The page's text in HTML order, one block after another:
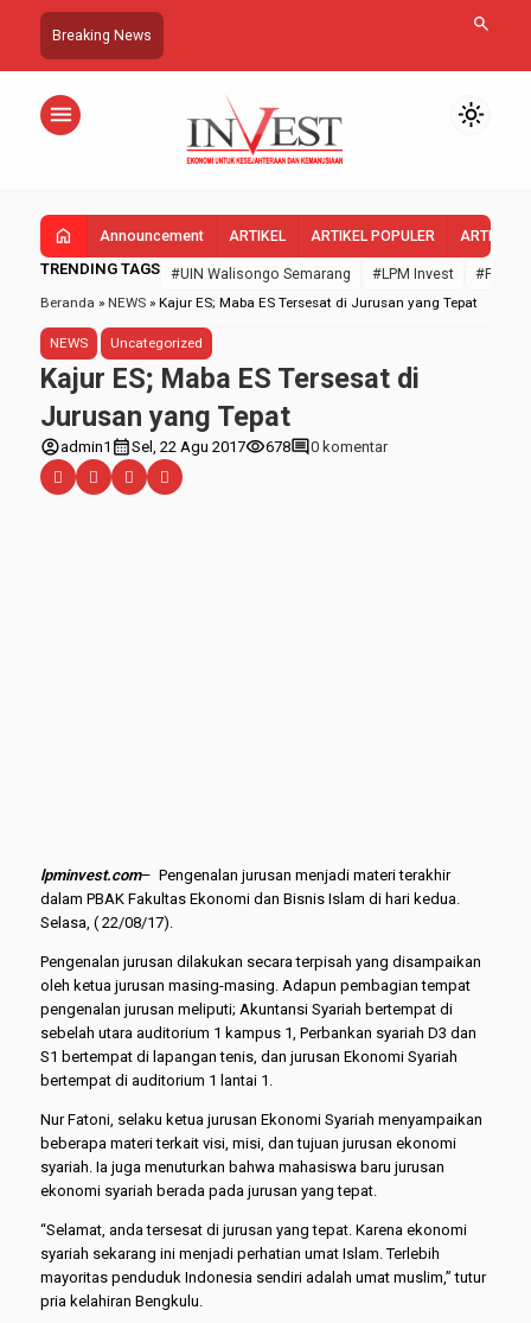
Breaking News search
menu light_mode
home Announcement ARTIKEL ARTIKEL POPULER ARTIKEL
TRENDING TAGS #UIN Walisongo Semarang #LPM Invest
#FEBI
Beranda » NEWS » Kajur ES; Maba ES Tersesat di Jurusan yang Tepat
NEWS Uncategorized
Kajur ES; Maba ES Tersesat di
Jurusan yang Tepat
account_circleadmin1 calendar_monthSel, 22 Agu 2017visibility678comment0 komentar
lpminvest.com– Pengenalan jurusan menjadi materi terakhir
dalam PBAK Fakultas Ekonomi dan Bisnis Islam di hari kedua.
Selasa, ( 22/08/17).
Pengenalan jurusan dilakukan secara terpisah yang disampaikan
oleh ketua jurusan masing-masing. Adapun pembagian tempat
pengenalan jurusan meliputi; Akuntansi Syariah bertempat di
sebelah utara auditorium 1 kampus 1, Perbankan syariah D3 dan
S1 bertempat di lapangan tenis, dan jurusan Ekonomi Syariah
bertempat di auditorium 1 lantai 1.
Nur Fatoni, selaku ketua jurusan Ekonomi Syariah menyampaikan
beberapa materi terkait visi, misi, dan tujuan jurusan ekonomi
syariah. Ia juga menuturkan bahwa mahasiswa baru jurusan
ekonomi syariah berada pada jurusan yang tepat.
“Selamat, anda tersesat di jurusan yang tepat. Karena ekonomi
syariah sekarang ini menjadi perhatian umat Islam. Terlebih
mayoritas penduduk Indonesia sendiri adalah umat muslim,” tutur
pria kelahiran Bengkulu.